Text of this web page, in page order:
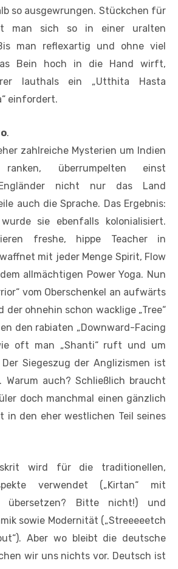
so ausgewrungen. Stückchen für
man sich so in einer uralten
man reflexartig und ohne viel
Bein hoch in die Hand wirft,
lauthals ein „Utthita Hasta
einfordert.
.
zahlreiche Mysterien um Indien
überrumpelten einst
nicht nur das Land
auch die Sprache. Das Ergebnis:
sie ebenfalls kolonialisiert.
freshe, hippe Teacher in
mit jeder Menge Spirit, Flow
allmächtigen Power Yoga. Nun
vom Oberschenkel an aufwärts
ohnehin schon wacklige „Tree“
den rabiaten „Downward-Facing
oft man „Shanti“ ruft und um
Siegeszug der Anglizismen ist
auch? Schließlich braucht
doch manchmal einen gänzlich
in den eher westlichen Teil seines
wird für die traditionellen,
verwendet („Kirtan“ mit
übersetzen? Bitte nicht!) und
sowie Modernität („Streeeeetch
Aber wo bleibt die deutsche
wir uns nichts vor. Deutsch ist